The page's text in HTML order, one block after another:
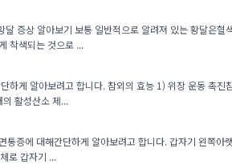
증상 알아보기 보통 일반적으로 알려져 있는 황달은
착색되는 것으로 ...
게 알아보려고 합니다. 참외의 효능 1) 위장 운동 촉
활성산소 제...
증에 대해간단하게 알아보려고 합니다. 갑자기 왼쪽
로 갑자기 ...